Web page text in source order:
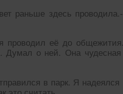
раньше здесь
её до
Думал о ней. Она
в парк. Я